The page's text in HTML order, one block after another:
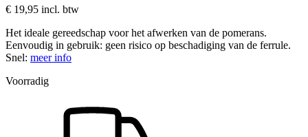
€ 19,95 incl. btw
Het ideale gereedschap voor het afwerken van de pomerans.
Eenvoudig in gebruik: geen risico op beschadiging van de ferrule.
Snel: meer info
Voorradig